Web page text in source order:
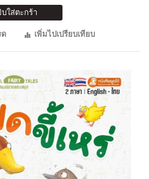
ใส่ตะกร้า
เพิ่มไปเปรียบเทียบ